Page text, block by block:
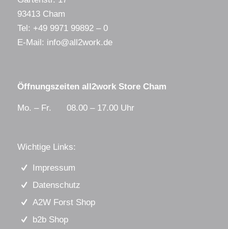
93413 Cham
Tel: +49 9971 99892 – 0
E-Mail: info@all2work.de
Öffnungszeiten all2work Store Cham
Mo. – Fr. 08.00 – 17.00 Uhr
Wichtige Links:
Impressum
Datenschutz
A2W Forst Shop
b2b Shop